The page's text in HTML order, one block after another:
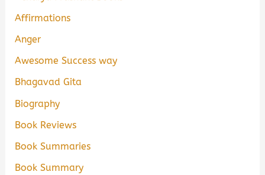
Affirmations
Anger
Awesome Success way
Bhagavad Gita
Biography
Book Reviews
Book Summaries
Book Summary